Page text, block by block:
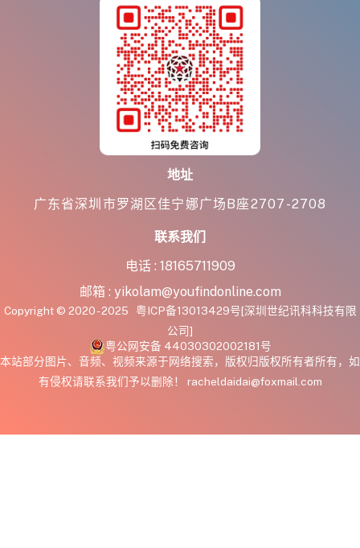
地址
广东省深圳市罗湖区佳宁娜广场B座2707-2708
联系我们
电话 : 18165711909
邮箱 : yikolam@youfindonline.com
Copyright © 2020 - 2025 粤ICP备13013429号[深圳世纪讯科科技有限
公司]
粤公网安备 44030302002181号
本站部分图片、音频、视频来源于网络搜索，版权归版权所有者所有，如
有侵权请联系我们予以删除！ racheldaidai@foxmail.com